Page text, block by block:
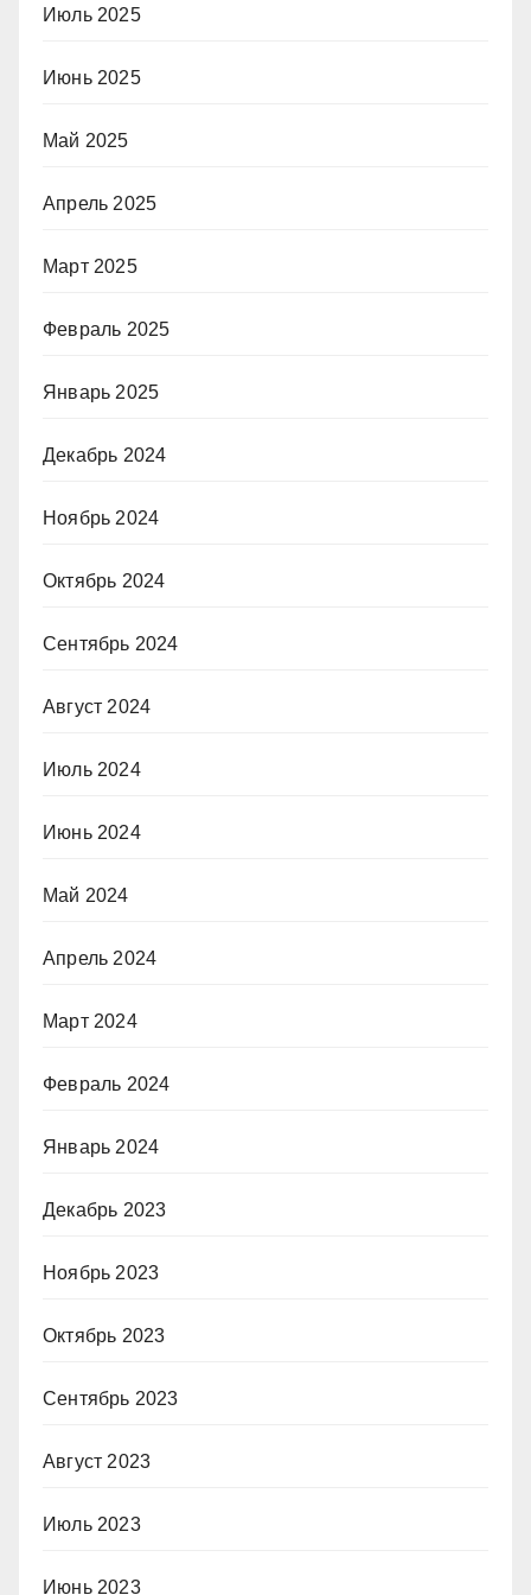
Июль 2025
Июнь 2025
Май 2025
Апрель 2025
Март 2025
Февраль 2025
Январь 2025
Декабрь 2024
Ноябрь 2024
Октябрь 2024
Сентябрь 2024
Август 2024
Июль 2024
Июнь 2024
Май 2024
Апрель 2024
Март 2024
Февраль 2024
Январь 2024
Декабрь 2023
Ноябрь 2023
Октябрь 2023
Сентябрь 2023
Август 2023
Июль 2023
Июнь 2023